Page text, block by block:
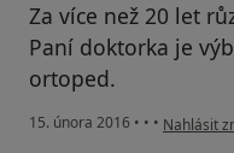
Za více než 20 let
Paní doktorka je
ortoped.
15. února 2016 • • • podle
Nahlásit